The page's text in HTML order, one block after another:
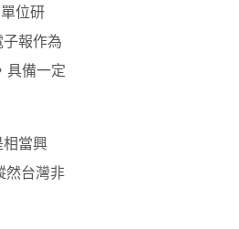
位研
報作為
具備一定
當興
然台灣非